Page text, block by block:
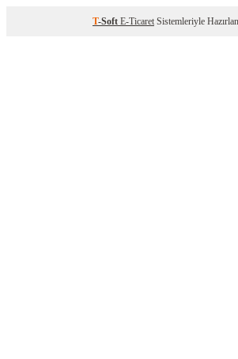
T-Soft E-Ticaret Sistemleriyle